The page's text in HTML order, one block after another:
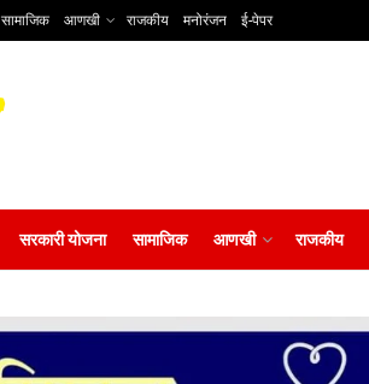
सामाजिक आणखी राजकीय मनोरंजन ई-पेपर
सरकारी योजना सामाजिक आणखी राजकीय